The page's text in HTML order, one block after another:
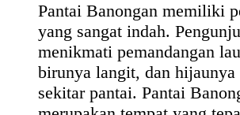
Pantai Banongan memiliki
yang sangat indah.
menikmati pemandangan
birunya langit, dan hijaunya
sekitar pantai. Pantai